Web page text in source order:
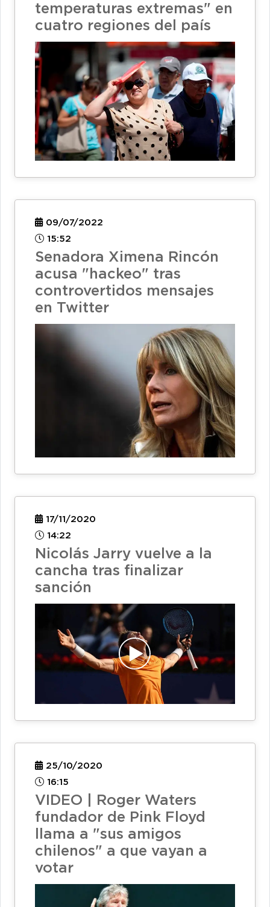
temperaturas extremas" en
cuatro regiones del país
09/07/2022
15:52
Senadora Ximena Rincón
acusa "hackeo" tras
controvertidos mensajes
en Twitter
17/11/2020
14:22
Nicolás Jarry vuelve a la
cancha tras finalizar
sanción
25/10/2020
16:15
VIDEO | Roger Waters
fundador de Pink Floyd
llama a "sus amigos
chilenos" a que vayan a
votar